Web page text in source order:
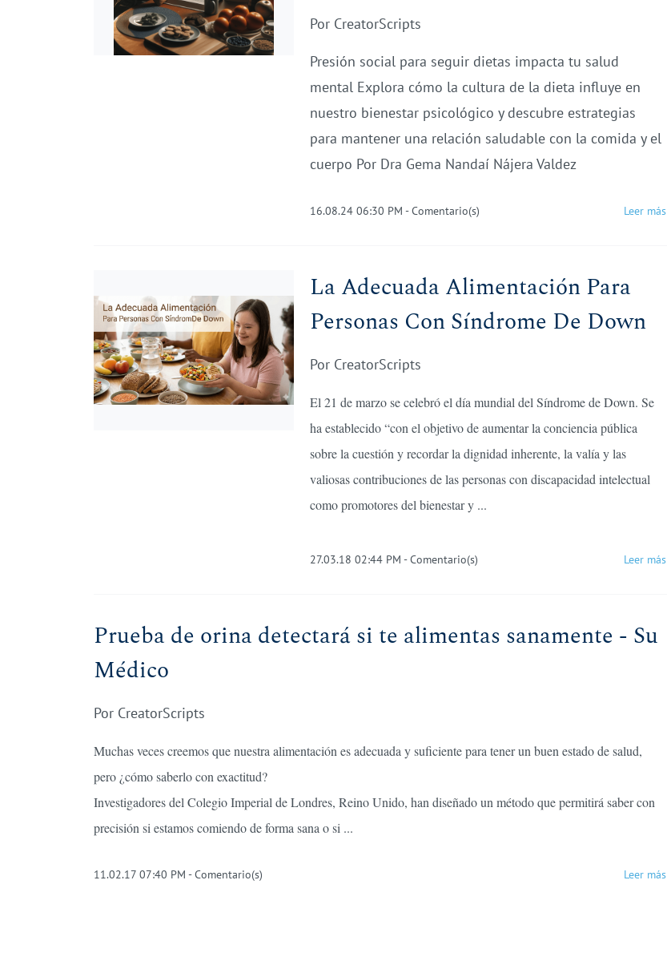
Por CreatorScripts
Presión social para seguir dietas impacta tu salud
mental Explora cómo la cultura de la dieta influye en
nuestro bienestar psicológico y descubre estrategias
para mantener una relación saludable con la comida y el
cuerpo Por Dra Gema Nandaí Nájera Valdez
16.08.24 06:30 PM-Comentario(s) Leer más
La Adecuada Alimentación Para
Personas Con Síndrome De Down
Por CreatorScripts
El 21 de marzo se celebró el día mundial del Síndrome de Down. Se
ha establecido “con el objetivo de aumentar la conciencia pública
sobre la cuestión y recordar la dignidad inherente, la valía y las
valiosas contribuciones de las personas con discapacidad intelectual
como promotores del bienestar y ...
27.03.18 02:44 PM-Comentario(s) Leer más
Prueba de orina detectará si te alimentas sanamente - Su
Médico
Por CreatorScripts
Muchas veces creemos que nuestra alimentación es adecuada y suficiente para tener un buen estado de salud,
pero ¿cómo saberlo con exactitud?
Investigadores del Colegio Imperial de Londres, Reino Unido, han diseñado un método que permitirá saber con
precisión si estamos comiendo de forma sana o si ...
11.02.17 07:40 PM -Comentario(s) Leer más